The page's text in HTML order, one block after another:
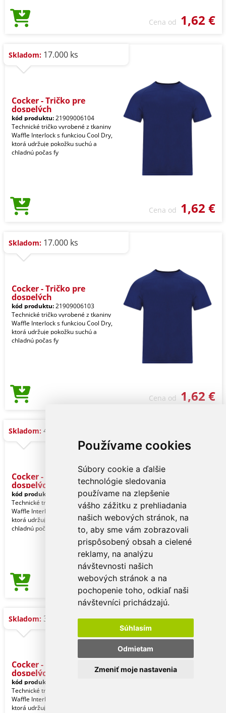
Používame cookies
Súbory cookie a ďalšie
technológie sledovania
používame na zlepšenie
vášho zážitku z prehliadania
našich webových stránok, na
to, aby sme vám zobrazovali
prispôsobený obsah a cielené
reklamy, na analýzu
návštevnosti našich
webových stránok a na
pochopenie toho, odkiaľ naši
návštevníci prichádzajú.
Súhlasím
Odmietam
Zmeniť moje nastavenia
Cena od 1,62 €
Skladom: 17.000 ks
Cocker - Tričko pre
dospelých
kód produktu:21909006104
Technické tričko vyrobené z tkaniny
Waffle Interlock s funkciou Cool Dry,
ktorá udržuje pokožku suchú a
chladnú počas fy
Cena od 1,62 €
Skladom: 17.000 ks
Cocker - Tričko pre
dospelých
kód produktu:21909006103
Technické tričko vyrobené z tkaniny
Waffle Interlock s funkciou Cool Dry,
ktorá udržuje pokožku suchú a
chladnú počas fy
Cena od 1,62 €
Skladom: 4.200 ks
Cocker - Tričko pre
dospelých
kód produktu:
21909006102
Technické tričko vyrobené z tkaniny
Waffle Interlock s funkciou Cool Dry,
ktorá udržuje pokožku suchú a
chladnú počas fy
Cena od 1,62 €
Skladom: 3.400 ks
Cocker - Tričko pre
dospelých
kód produktu:
Technické tričko vyrobené z tkaniny
Waffle Interlock s funkciou Cool Dry,
ktorá udržuje pokožku suchú a